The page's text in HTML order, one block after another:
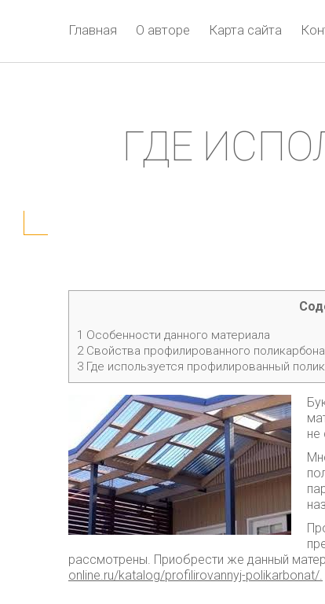
Главная О авторе Карта сайта
ГДЕ
1 Особенности данного материала
2Свойства профилированного
3 Где используется профилированный
не
рассмотрены. Приобрести же данный
online.ru/katalog/profilirovannyj-polikarbonat/.